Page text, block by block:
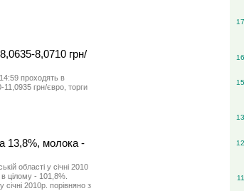
8,0710 грн/
проходять в
11,0935 грн/євро, торги
13,8%, молока -
області у січні 2010
цілому - 101,8%.
січні 2010р. порівняно з